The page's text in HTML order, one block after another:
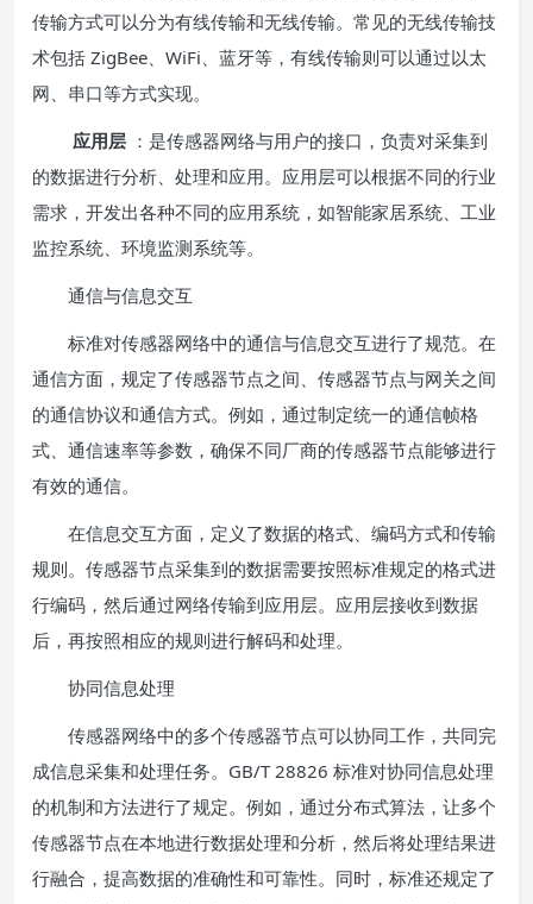
传输方式可以分为有线传输和无线传输。常见的无线传输技
术包括 ZigBee、WiFi、蓝牙等，有线传输则可以通过以太
网、串口等方式实现。
应用层 ：是传感器网络与用户的接口，负责对采集到
的数据进行分析、处理和应用。应用层可以根据不同的行业
需求，开发出各种不同的应用系统，如智能家居系统、工业
监控系统、环境监测系统等。
通信与信息交互
标准对传感器网络中的通信与信息交互进行了规范。在
通信方面，规定了传感器节点之间、传感器节点与网关之间
的通信协议和通信方式。例如，通过制定统一的通信帧格
式、通信速率等参数，确保不同厂商的传感器节点能够进行
有效的通信。
在信息交互方面，定义了数据的格式、编码方式和传输
规则。传感器节点采集到的数据需要按照标准规定的格式进
行编码，然后通过网络传输到应用层。应用层接收到数据
后，再按照相应的规则进行解码和处理。
协同信息处理
传感器网络中的多个传感器节点可以协同工作，共同完
成信息采集和处理任务。GB/T 28826 标准对协同信息处理
的机制和方法进行了规定。例如，通过分布式算法，让多个
传感器节点在本地进行数据处理和分析，然后将处理结果进
行融合，提高数据的准确性和可靠性。同时，标准还规定了